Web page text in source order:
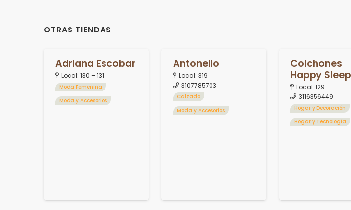
OTRAS TIENDAS
Adriana Escobar
Local:130 – 131
Moda Femenina
Moda y Accesorios
Antonello
Local: 319
3107785703
Calzado
Moda y Accesorios
Colchones
Happy Sleep
Local: 129
3116356449
Hogar y Decoración
Hogar y Tecnología